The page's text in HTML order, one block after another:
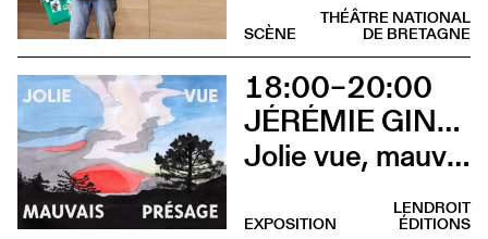
THÉÂTRE NATIONAL
DE BRETAGNE
SCÈNE
18:00–20:00
JÉRÉMIE GINDRE
Jolie vue, mauvais présage (Vernissage)
LENDROIT
ÉDITIONS
EXPOSITION